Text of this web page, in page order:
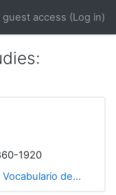
guest access (Log in)
1920
de...